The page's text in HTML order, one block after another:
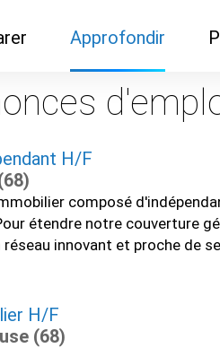
de formation
Approfondir
Demandes de
documentation
café
Cercles inter-agences
Label Libre max
H/F
composé
étendre notre couverture
réseau innovant et proche
H/F
(68)